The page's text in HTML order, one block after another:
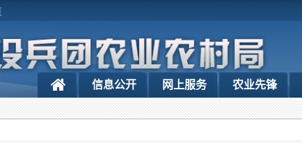
信息公开 网上服务 农业先锋